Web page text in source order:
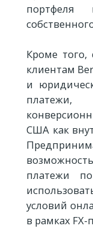
портфеля
Кроме
клиентам
и
платежи,
США как
платежи
условий
в рамках